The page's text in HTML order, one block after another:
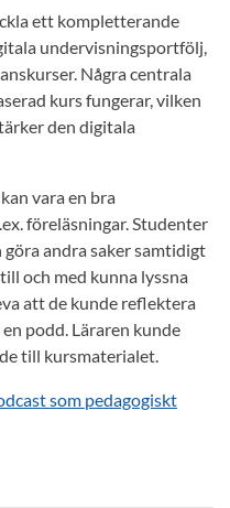
ett kompletterande
undervisningsportfölj,
Några centrala
kurs fungerar, vilken
den digitala
vara en bra
föreläsningar. Studenter
andra saker samtidigt
och med kunna lyssna
att de kunde reflektera
podd. Läraren kunde
till kursmaterialet.
som pedagogiskt